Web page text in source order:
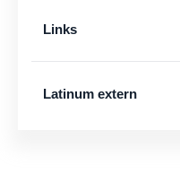
Links
Latinum extern